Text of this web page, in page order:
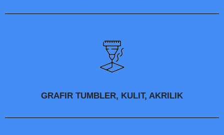
GRAFIR TUMBLER, KULIT, AKRILIK